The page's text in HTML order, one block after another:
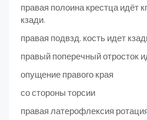
правая полоина крестца идёт
кзади.
правая подвзд. кость идет
правый поперечный отросток
опущение правого края
со стороны торсии
правая латерофлексия